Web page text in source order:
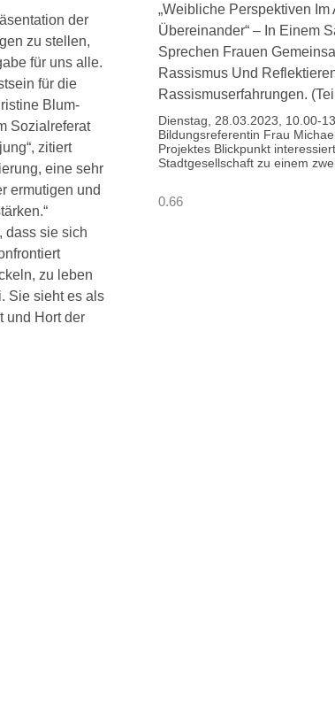
der
zu stellen,
für uns alle.
für die
Blum-
Sozialreferat
zitiert
eine sehr
ermutigen und
dass sie sich
zu leben
Sie sieht es als
und Hort der
„Weibliche Perspektiven
Übereinander“ – In Einem
Sprechen Frauen
Rassismus Und
Rassismuserfahrungen.
Dienstag, 28.03.2023, 10.00-
Bildungsreferentin Frau
Projektes Blickpunkt
Stadtgesellschaft zu einem